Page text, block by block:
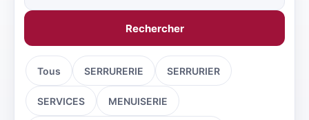
Rechercher
Tous SERRURERIE SERRURIER
SERVICES MENUISERIE